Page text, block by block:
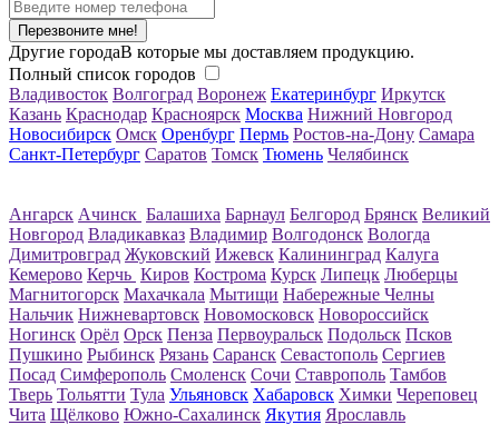
Перезвоните мне!
Другие городаВ которые мы доставляем продукцию.
Полный список городов
Владивосток Волгоград Воронеж Екатеринбург Иркутск
Казань Краснодар Красноярск Москва Нижний Новгород
Новосибирск Омск Оренбург Пермь Ростов-на-Дону Самара
Санкт-Петербург Саратов Томск Тюмень Челябинск
Ангарск Ачинск Балашиха Барнаул Белгород Брянск Великий
Новгород Владикавказ Владимир Волгодонск Вологда
Димитровград Жуковский Ижевск Калининград Калуга
Кемерово Керчь Киров Кострома Курск Липецк Люберцы
Магнитогорск Махачкала Мытищи Набережные Челны
Нальчик Нижневартовск Новомосковск Новороссийск
Ногинск Орёл Орск Пенза Первоуральск Подольск Псков
Пушкино Рыбинск Рязань Саранск Севастополь Сергиев
Посад Симферополь Смоленск Сочи Ставрополь Тамбов
Тверь Тольятти Тула Ульяновск Хабаровск Химки Череповец
Чита Щёлково Южно-Сахалинск Якутия Ярославль